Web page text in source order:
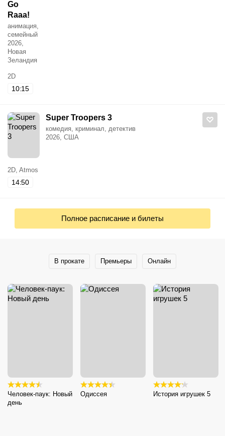
Go
Raaa!
анимация,
семейный
2026,
Новая
Зеландия
2D
10:15
Super Troopers 3
комедия, криминал, детектив
2026, США
2D, Atmos
14:50
Полное расписание и билеты
В прокате Премьеры Онлайн
Человек-паук: Новый
день
Одиссея История игрушек 5